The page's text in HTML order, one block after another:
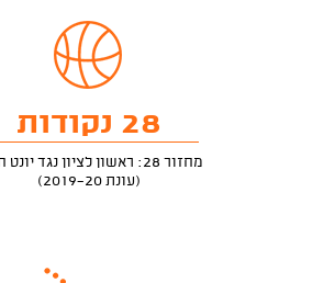
28 נקודות
מחזור 28: ראשון לציון נגד יונט חולון
(עונת 2019-20)